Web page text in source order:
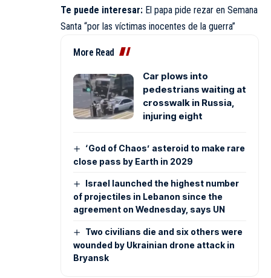
Te puede interesar: El papa pide rezar en Semana
Santa “por las víctimas inocentes de la guerra”
More Read
Car plows into
pedestrians waiting at
crosswalk in Russia,
injuring eight
‘God of Chaos’ asteroid to make rare
close pass by Earth in 2029
Israel launched the highest number
of projectiles in Lebanon since the
agreement on Wednesday, says UN
Two civilians die and six others were
wounded by Ukrainian drone attack in
Bryansk